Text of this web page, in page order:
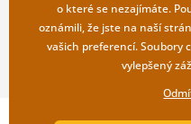
o které se nezajímáte.
oznámili, že jste na naší
vašich preferencí. Soubory
vylepšený